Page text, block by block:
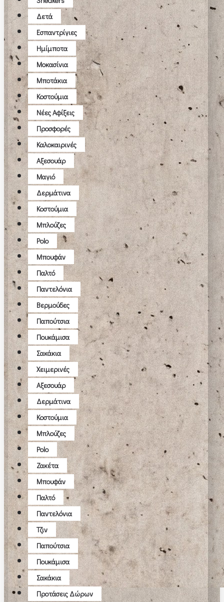
Δετά
Εσπαντρίγιες
Ημίμποτα
Μοκασίνια
Μποτάκια
Κοστούμια
Νέες Αφίξεις
Προσφορές
Καλοκαιρινές
Αξεσουάρ
Μαγιό
Δερμάτινα
Κοστούμια
Μπλούζες
Polo
Μπουφάν
Παλτό
Παντελόνια
Βερμούδες
Παπούτσια
Πουκάμισα
Σακάκια
Χειμερινές
Αξεσουάρ
Δερμάτινα
Κοστούμια
Μπλούζες
Polo
Ζακέτα
Μπουφάν
Παλτό
Παντελόνια
Τζιν
Παπούτσια
Πουκάμισα
Σακάκια
Προτάσεις Δώρων